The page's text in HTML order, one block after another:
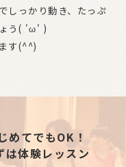
しっかり動き、たっぷ
ょう( 'ω' )
す(^^)
めてでもOK！
は体験レッスン